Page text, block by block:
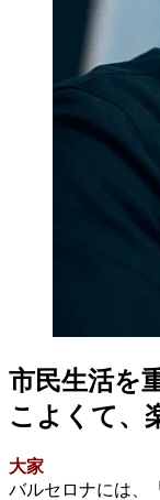
市民生活を
こよくて、
大家
バルセロナには、